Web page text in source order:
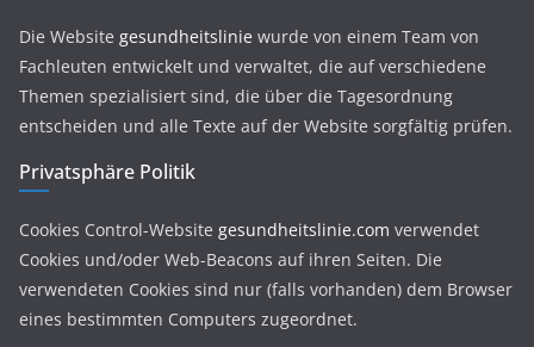
Die Website gesundheitslinie wurde von einem Team von
Fachleuten entwickelt und verwaltet, die auf verschiedene
Themen spezialisiert sind, die über die Tagesordnung
entscheiden und alle Texte auf der Website sorgfältig prüfen.
Privatsphäre Politik
Cookies Control-Website gesundheitslinie.com verwendet
Cookies und/oder Web-Beacons auf ihren Seiten. Die
verwendeten Cookies sind nur (falls vorhanden) dem Browser
eines bestimmten Computers zugeordnet.